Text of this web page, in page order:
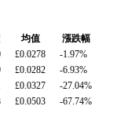
均值
漲跌幅
£0.0278
-1.97%
£0.0282
-6.93%
£0.0327
-27.04%
£0.0503 -67.74%